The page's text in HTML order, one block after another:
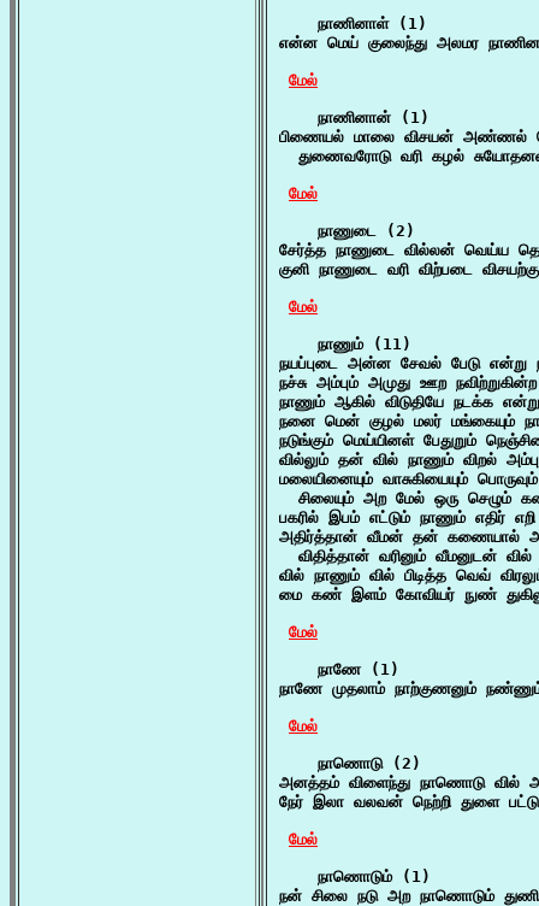
    நாணினாள் (1)
என்ன மெய் குலைந்து அலமர
மேல்
    நாணினான் (1)
பிணையல் மாலை விசயன் அண்ணல்
துணைவரோடு வரி கழல்
மேல்
    நாணுடை (2)
சேர்த்த நாணுடை வில்லன் வெய்ய
குனி நாணுடை வரி விற்படை
மேல்
    நாணும் (11)
நயப்புடை அன்ன சேவல் பேடு
நச்சு அம்பும் அமுது ஊற
நாணும் ஆகில் விடுதியே நடக்க
நனை மென் குழல் மலர் மங்கையும்
நடுங்கும் மெய்யினள் பேதுறும்
வில்லும் தன் வில் நாணும் விறல்
மலையினையும் வாசுகியையும்
சிலையும் அற மேல் ஒரு செழும்
பகரில் இபம் எட்டும் நாணும் எதிர்
அதிர்த்தான் வீமன் தன் கணையால்
விதித்தான் வரினும் வீமனுடன் வில்
வில் நாணும் வில் பிடித்த வெவ்
மை கண் இளம் கோவியர் நுண்
மேல்
    நாணே (1)
நாணே முதலாம் நாற்குணனும்
மேல்
    நாணொடு (2)
அனத்தம் விளைந்து நாணொடு வில்
நேர் இலா வலவன் நெற்றி துளை
மேல்
    நாணொடும் (1)
நன் சிலை நடு அற நாணொடும்